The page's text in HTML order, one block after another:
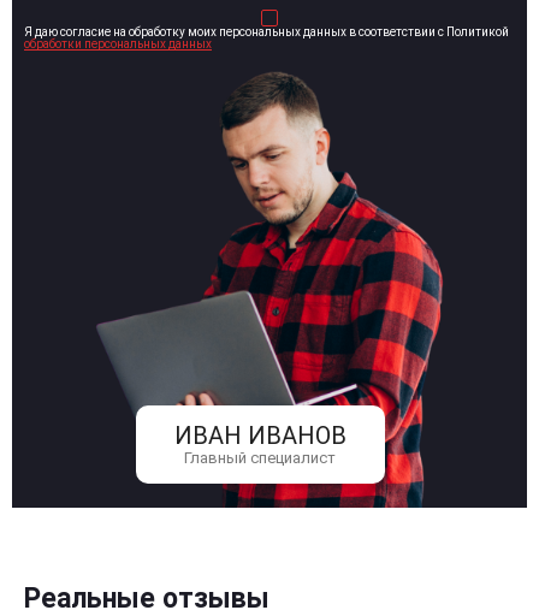
ИВАН ИВАНОВ
Главный специалист
Я даю согласие на обработку моих персональных данных в соответствии с Политикой
обработки персональных данных
Реальные отзывы